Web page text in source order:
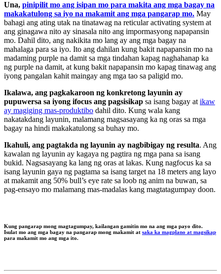
Una, pinipilit mo ang isipan mo para makita ang mga bagay na
makakatulong sa iyo na makamit ang mga pangarap mo. May
bahagi ang ating utak na tinatawag na reticular activating system at
ang ginagawa nito ay sinasala nito ang impormasyong napapansin
mo. Dahil dito, ang nakikita mo lang ay ang mga bagay na
mahalaga para sa iyo. Ito ang dahilan kung bakit napapansin mo na
madaming purple na damit sa mga tindahan kapag naghahanap ka
ng purple na damit, at kung bakit napapansin mo kapag tinawag ang
iyong pangalan kahit maingay ang mga tao sa paligid mo.
Ikalawa, ang pagkakaroon ng konkretong layunin ay
pupuwersa sa iyong ifocus ang pagsisikap sa isang bagay at ikaw
ay magiging mas-produktibo dahil dito. Kung wala kang
nakatakdang layunin, malamang magsasayang ka ng oras sa mga
bagay na hindi makakatulong sa buhay mo.
Ikahuli, ang pagtakda ng layunin ay nagbibigay ng resulta. Ang
kawalan ng layunin ay kagaya ng pagtira ng mga pana sa isang
bukid. Nagsasayang ka lang ng oras at lakas. Kung nagfocus ka sa
isang layunin gaya ng pagtama sa isang target na 18 meters ang layo
at makamit ang 50% bull’s eye rate sa loob ng anim na buwan, sa
pag-ensayo mo malamang mas-madalas kang magtatagumpay doon.
Kung pangarap mong magtagumpay, kailangan gamitin mo na ang mga payo dito.
Isulat mo ang mga bagay na pangarap mong makamit at saka ka magplano at magsikap
para makamit mo ang mga ito.